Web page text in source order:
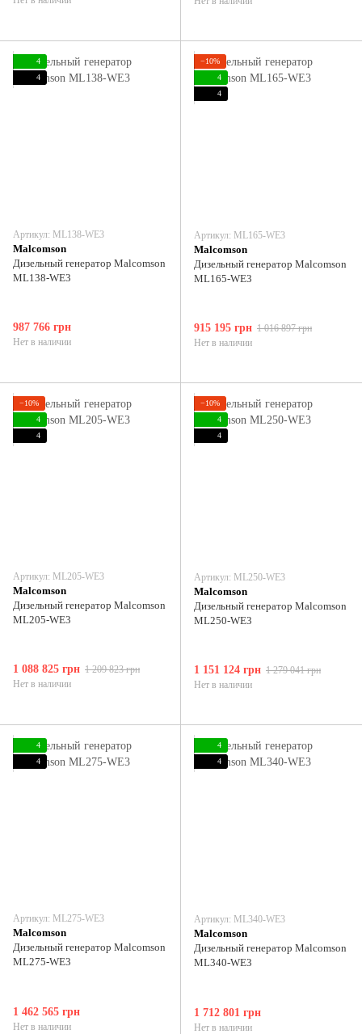
4
4
Артикул: ML138-WE3
Malcomson
Дизельный генератор Malcomson
ML138-WE3
987 766 грн
Нет в наличии
−10%
4
4
Артикул: ML165-WE3
Malcomson
Дизельный генератор Malcomson
ML165-WE3
915 195 грн 1 016 897 грн
Нет в наличии
−10%
4
4
Артикул: ML205-WE3
Malcomson
Дизельный генератор Malcomson
ML205-WE3
1 088 825 грн 1 209 823 грн
Нет в наличии
−10%
4
4
Артикул: ML250-WE3
Malcomson
Дизельный генератор Malcomson
ML250-WE3
1 151 124 грн 1 279 041 грн
Нет в наличии
4
4
Артикул: ML275-WE3
Malcomson
Дизельный генератор Malcomson
ML275-WE3
1 462 565 грн
Нет в наличии
4
4
Артикул: ML340-WE3
Malcomson
Дизельный генератор Malcomson
ML340-WE3
1 712 801 грн
Нет в наличии